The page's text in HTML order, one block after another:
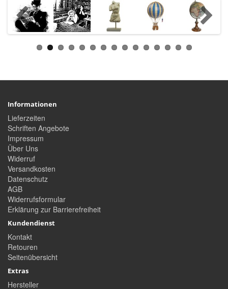
Informationen
Lieferzeiten
Schriften Angebote
Impressum
Über Uns
Widerruf
Versandkosten
Datenschutz
AGB
Widerrufsformular
Erklärung zur Barrierefreiheit
Kundendienst
Kontakt
Retouren
Seitenübersicht
Extras
Hersteller